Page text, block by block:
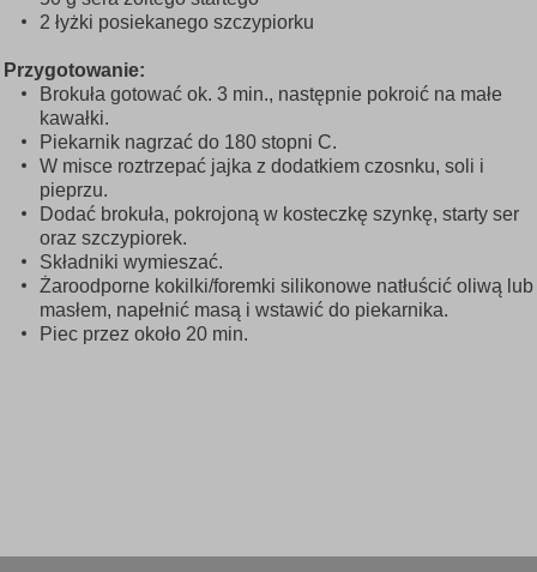
2 łyżki posiekanego szczypiorku
Przygotowanie:
Brokuła gotować ok. 3 min., następnie pokroić na małe
kawałki.
Piekarnik nagrzać do 180 stopni C.
W misce roztrzepać jajka z dodatkiem czosnku, soli i
pieprzu.
Dodać brokuła, pokrojoną w kosteczkę szynkę, starty ser
oraz szczypiorek.
Składniki wymieszać.
Żaroodporne kokilki/foremki silikonowe natłuścić oliwą lub
masłem, napełnić masą i wstawić do piekarnika.
Piec przez około 20 min.